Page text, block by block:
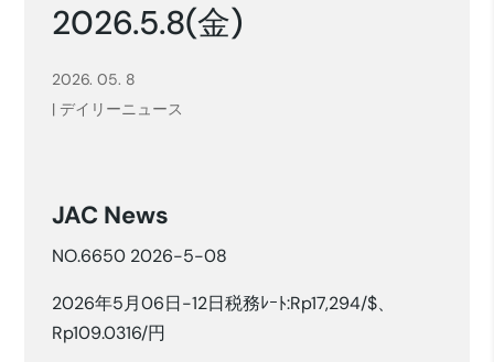
2026.5.8(金)
2026. 05. 8
|デイリーニュース
JAC News
NO.6650 2026-5-08
2026年5月06日-12日税務ﾚｰﾄ:Rp17,294/$、
Rp109.0316/円